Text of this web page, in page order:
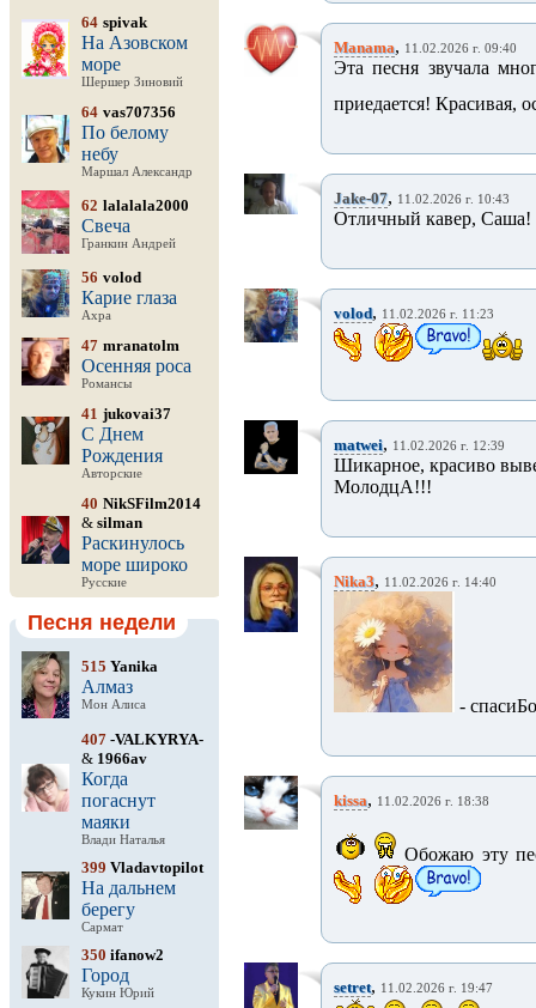
64 spivak
На Азовском
море
Шершер Зиновий
64 vas707356
По белому
небу
Маршал Александр
62 lalalala2000
Свеча
Гранкин Андрей
56 volod
Карие глаза
Ахра
47 mranatolm
Осенняя роса
Романсы
41 jukovai37
С Днем
Рождения
Авторские
40 NikSFilm2014
& silman
Раскинулось
море широко
Русские
Песня недели
515 Yanika
Алмаз
Мон Алиса
407 -VALKYRYA-
& 1966av
Когда
погаснут
маяки
Влади Наталья
399 Vladavtopilot
На дальнем
берегу
Сармат
350 ifanow2
Город
Кукин Юрий
Manama, 11.02.2026 г. 09:40
Эта песня звучала
приедается! Красивая,
Jake-07, 11.02.2026 г. 10:43
Отличный кавер, Саша!
volod, 11.02.2026 г. 11:23
matwei, 11.02.2026 г. 12:39
Шикарное, красиво
МолодцА!!!
Nika3, 11.02.2026 г. 14:40
-
kissa, 11.02.2026 г. 18:38
Обожаю эту
setret, 11.02.2026 г. 19:47